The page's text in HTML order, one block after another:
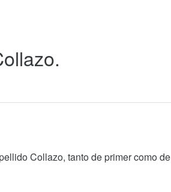
Collazo, tanto de primer como de